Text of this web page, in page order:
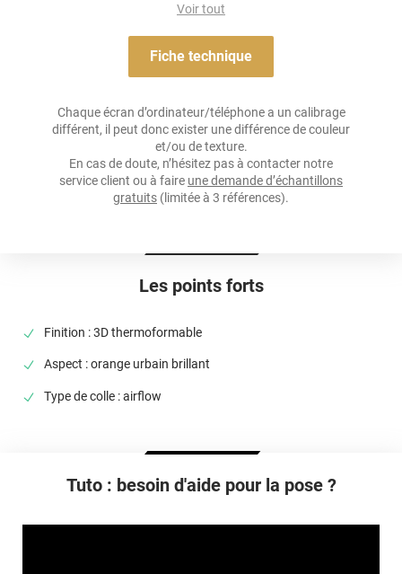
Les points forts
Finition : 3D thermoformable
Aspect : orange urbain brillant
Type de colle : airflow
Acrylique solvant, sensible à la pression, repositionnable
Épaisseur
100 µ
Température D'application
Température D'utilisation
Voir tout
Fiche technique
Chaque écran d’ordinateur/téléphone a un calibrage
différent, il peut donc exister une différence de couleur
et/ou de texture.
En cas de doute, n’hésitez pas à contacter notre
service client ou à faire une demande d’échantillons
gratuits (limitée à 3 références).
Tuto : besoin d'aide pour la pose ?